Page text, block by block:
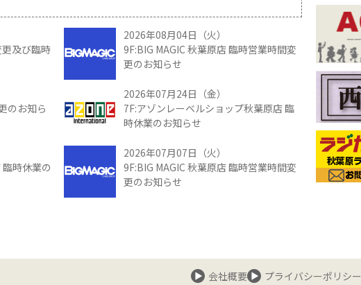
及び臨時
2026年08月04日（火）
9F:BIG MAGIC 秋葉原店 臨時営業時間変
更のお知らせ
のお知ら
2026年07月24日（金）
7F:アゾンレーベルショップ秋葉原店 臨
時休業のお知らせ
時休業の
2026年07月07日（火）
9F:BIG MAGIC 秋葉原店 臨時営業時間変
更のお知らせ
会社概要 プライバシーポリシー